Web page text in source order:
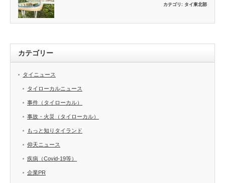
カテゴリ: タイ東北部
カテゴリー
タイニュース
タイローカルニュース
事件（タイローカル）
事故・火災（タイローカル）
もっと知りタイランド
仰天ニュース
疾病（Covid-19等）
企業PR